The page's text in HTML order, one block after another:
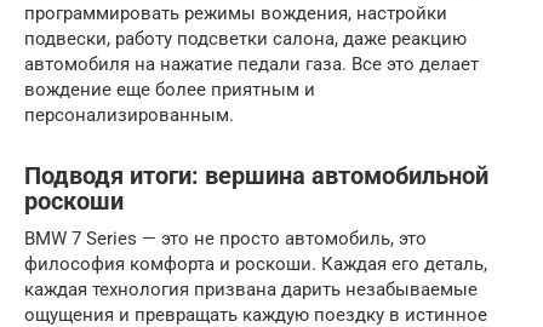
программировать режимы вождения, настройки
подвески, работу подсветки салона, даже реакцию
автомобиля на нажатие педали газа. Все это делает
вождение еще более приятным и
персонализированным.
Подводя итоги: вершина автомобильной
роскоши
BMW 7 Series — это не просто автомобиль, это
философия комфорта и роскоши. Каждая его деталь,
каждая технология призвана дарить незабываемые
ощущения и превращать каждую поездку в истинное